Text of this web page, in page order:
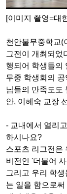
[이미지 촬영=대
천안불무중학교(
그전이 개최되었
행되어 학생들의
무중 학생회의
님들의 만족도도
안, 이혜숙 교장
- 교내에서 열리
하시나요?
스포츠 리그전은
비전인 '더불어
그리고 우리 학
는 일을 함으로